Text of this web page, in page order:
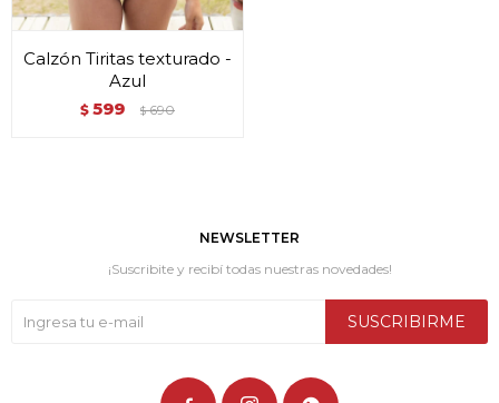
Calzón Tiritas texturado -
Azul
$ 599 $ 690
NEWSLETTER
¡Suscribite y recibí todas nuestras novedades!
SUSCRIBIRME